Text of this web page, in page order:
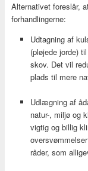
Alternativet foreslår,
forhandlingerne:
Udtagning af
(pløjede jorde)
skov. Det vil
plads til mere
Udlægning af
natur-, miljø og
vigtig og billig
råder, som